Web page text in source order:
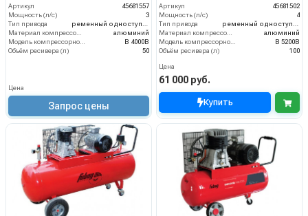
Артикул
45681557
Мощность (л/с)
3
Тип привода
ременный одноступенчатый
Материал компрессорной головки
алюминий
Модель компрессорной головки
B 4000B
Объём ресивера (л)
50
Цена
Запрос цены
Артикул
45681502
Мощность (л/с)
4
Тип привода
ременный одноступенчатый
Материал компрессорной головки
алюминий
Модель компрессорной головки
B 5200B
Объём ресивера (л)
100
Цена
61 000 руб.
Купить